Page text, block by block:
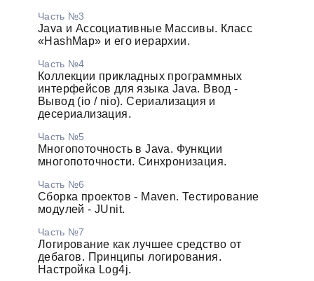
Часть №3
Java и Ассоциативные Массивы. Класс
«HashMap» и его иерархии.
Часть №4
Коллекции прикладных программных
интерфейсов для языка Java. Ввод -
Вывод (io / nio). Сериализация и
десериализация.
Часть №5
Многопоточность в Java. Функции
многопоточности. Синхронизация.
Часть №6
Сборка проектов - Maven. Тестирование
модулей - JUnit.
Часть №7
Логирование как лучшее средство от
дебагов. Принципы логирования.
Настройка Log4j.